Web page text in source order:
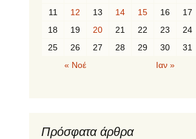
« Νοέ Ιαν »
11
12 13 14 15 16
17
18
19 20 21 22 23
24
25
26 27 28 29 30 31
Πρόσφατα άρθρα